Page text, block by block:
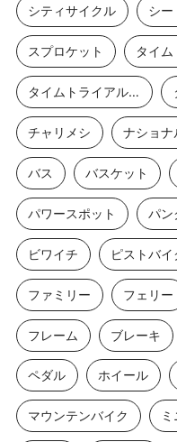
シティサイクル シー
スプロケット タイ
タイムトライアルバイク
チャリメシ
バス バスケット
パワースポット パン
ビワイチ ピストバイ
ファミリー フェリー
フレーム ブレーキ
ペダル ホイール
マウンテンバイク